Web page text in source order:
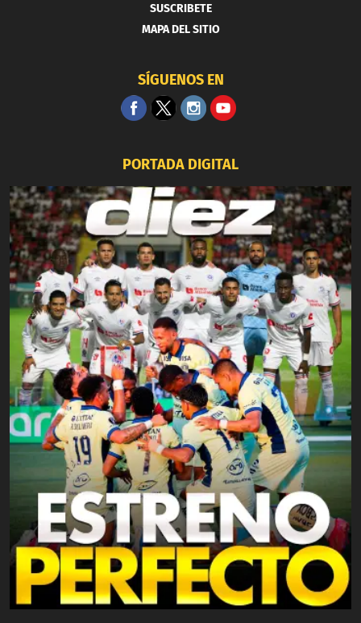
SUSCRIBETE
MAPA DEL SITIO
SÍGUENOS EN
PORTADA DIGITAL